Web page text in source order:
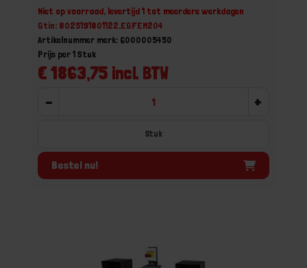
Niet op voorraad, levertijd 1 tot meerdere werkdagen
Gtin: 8025191801122,EGFEM204
Artikelnummer merk: 6000005450
€ 1863,75 incl. BTW
Prijs per 1 Stuk
- +
Stuk
Bestel nu!